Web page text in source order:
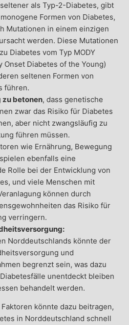
als Typ-2-Diabetes, gibt
Formen von Diabetes,
Mutationen in einem einzigen
werden. Diese Mutationen
Diabetes vom Typ MODY
Onset Diabetes of the Young)
seltenen Formen von
führen.
zu betonen, dass genetische
zwar das Risiko für Diabetes
aber nicht zwangsläufig zu
führen müssen.
wie Ernährung, Bewegung
ebenfalls eine
Rolle bei der Entwicklung von
und viele Menschen mit
können durch
das Risiko für
verringern.
Norddeutschlands könnte der
und
begrenzt sein, was dazu
unentdeckt bleiben
behandelt werden.
könnte dazu beitragen,
in Norddeutschland schnell